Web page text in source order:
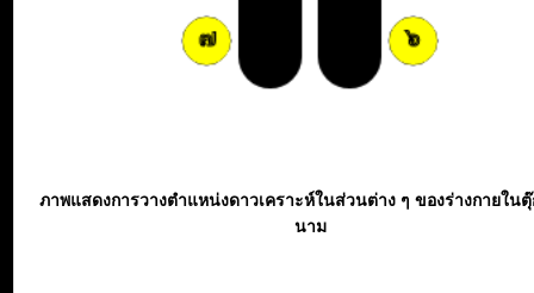
ภาพแสดงการวางตำแหน่งดาวเคราะห์ในส่วนต่าง ๆ ของร่างกายใน
นาม